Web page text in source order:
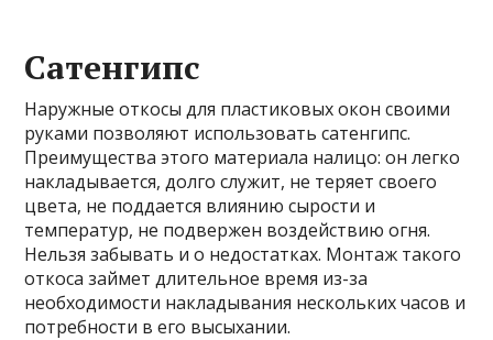
Сатенгипс
Наружные откосы для пластиковых окон своими
руками позволяют использовать сатенгипс.
Преимущества этого материала налицо: он легко
накладывается, долго служит, не теряет своего
цвета, не поддается влиянию сырости и
температур, не подвержен воздействию огня.
Нельзя забывать и о недостатках. Монтаж такого
откоса займет длительное время из-за
необходимости накладывания нескольких часов и
потребности в его высыхании.